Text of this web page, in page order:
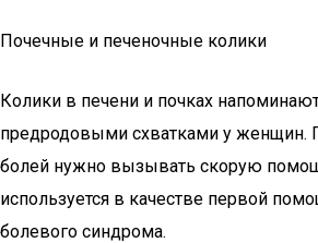
Почечные и печеночные колики
Колики в печени и почках
предродовыми схватками у женщин.
болей нужно вызывать скорую
используется в качестве первой
болевого синдрома.